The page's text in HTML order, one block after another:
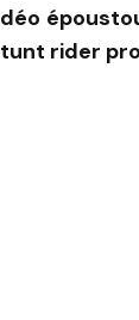
rider